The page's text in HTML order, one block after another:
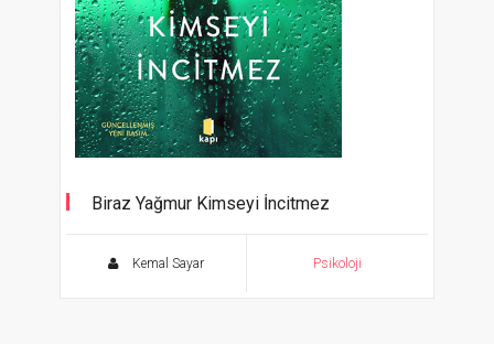
Biraz Yağmur Kimseyi İncitmez
Kemal Sayar Psikoloji